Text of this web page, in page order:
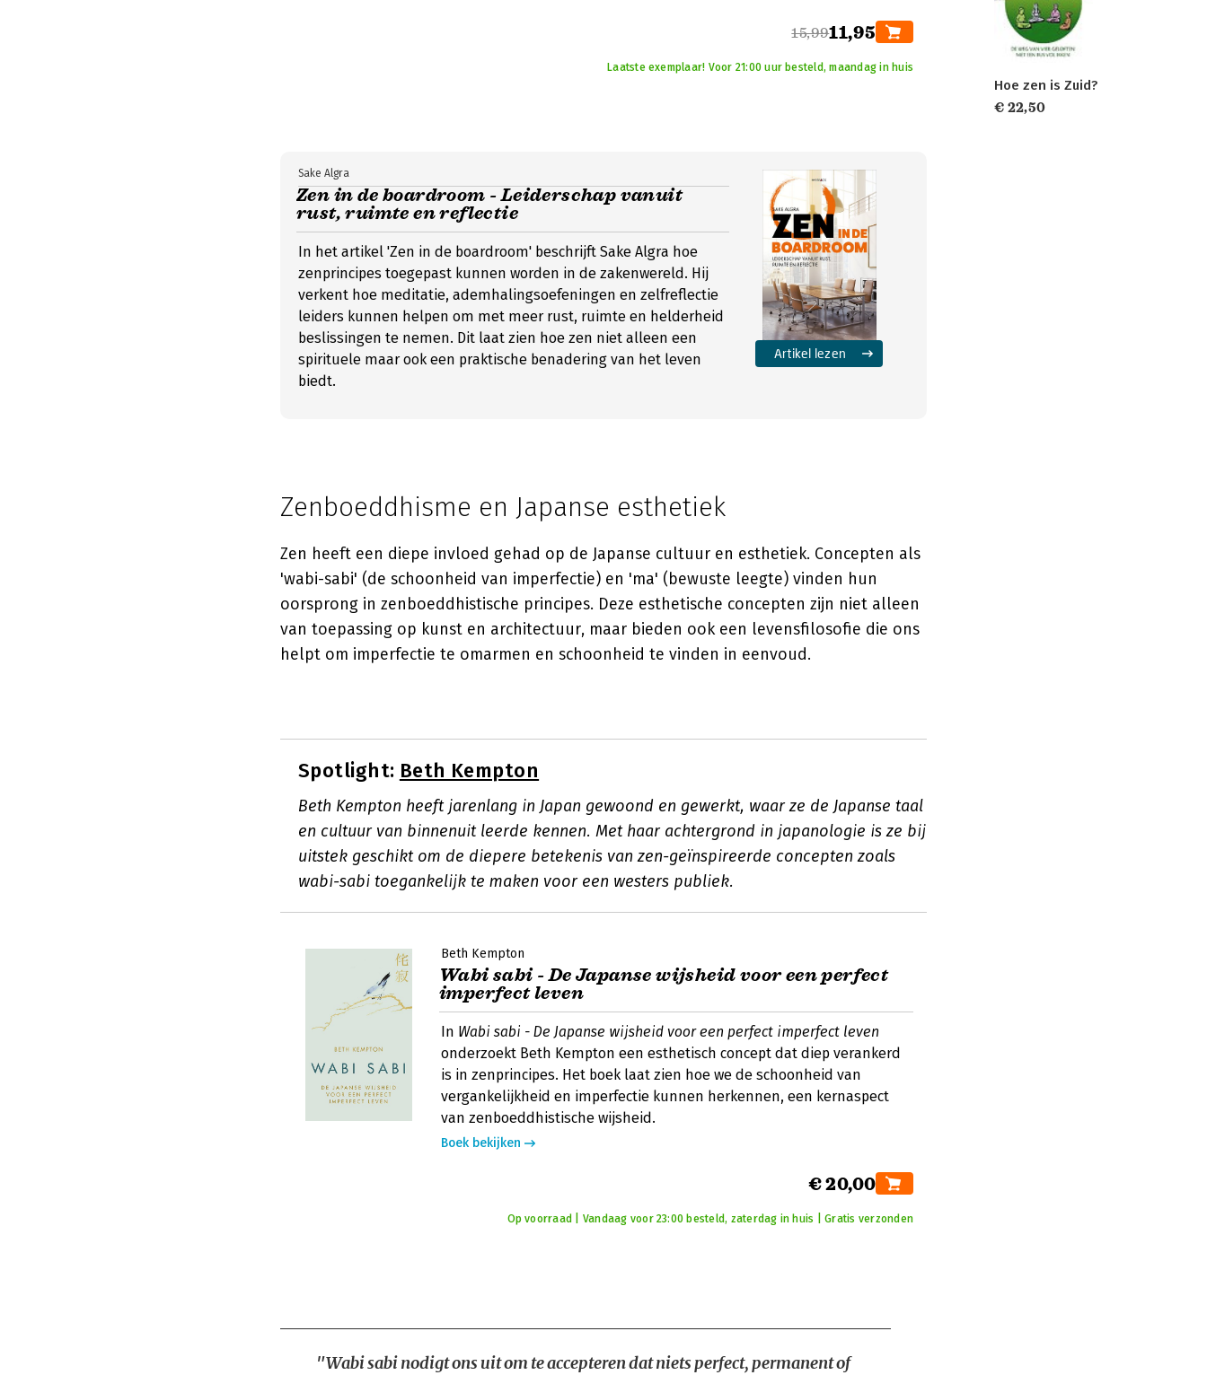
15,9911,95
Laatste exemplaar! Voor 21:00 uur besteld, maandag in huis
Zen in de boardroom - Leiderschap vanuit
rust, ruimte en reflectie
Sake Algra
In het artikel 'Zen in de boardroom' beschrijft Sake Algra hoe
zenprincipes toegepast kunnen worden in de zakenwereld. Hij
verkent hoe meditatie, ademhalingsoefeningen en zelfreflectie
leiders kunnen helpen om met meer rust, ruimte en helderheid
beslissingen te nemen. Dit laat zien hoe zen niet alleen een
spirituele maar ook een praktische benadering van het leven
biedt.
Artikel lezen
Zenboeddhisme en Japanse esthetiek
Zen heeft een diepe invloed gehad op de Japanse cultuur en esthetiek. Concepten als
'wabi-sabi' (de schoonheid van imperfectie) en 'ma' (bewuste leegte) vinden hun
oorsprong in zenboeddhistische principes. Deze esthetische concepten zijn niet alleen
van toepassing op kunst en architectuur, maar bieden ook een levensfilosofie die ons
helpt om imperfectie te omarmen en schoonheid te vinden in eenvoud.
Spotlight: Beth Kempton
Beth Kempton heeft jarenlang in Japan gewoond en gewerkt, waar ze de Japanse taal
en cultuur van binnenuit leerde kennen. Met haar achtergrond in japanologie is ze bij
uitstek geschikt om de diepere betekenis van zen-geïnspireerde concepten zoals
wabi-sabi toegankelijk te maken voor een westers publiek.
Beth Kempton
Wabi sabi - De Japanse wijsheid voor een perfect
imperfect leven
In Wabi sabi - De Japanse wijsheid voor een perfect imperfect leven
onderzoekt Beth Kempton een esthetisch concept dat diep verankerd
is in zenprincipes. Het boek laat zien hoe we de schoonheid van
vergankelijkheid en imperfectie kunnen herkennen, een kernaspect
van zenboeddhistische wijsheid.
Boek bekijken
€ 20,00
Op voorraad | Vandaag voor 23:00 besteld, zaterdag in huis | Gratis verzonden
"Wabi sabi nodigt ons uit om te accepteren dat niets perfect, permanent of
Hoe zen is Zuid?
€ 22,50